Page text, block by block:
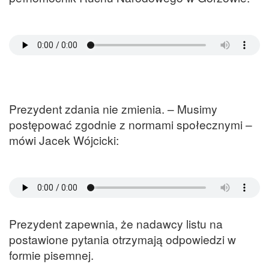
Prezydent zdania nie zmienia. – Musimy
postępować zgodnie z normami społecznymi –
mówi Jacek Wójcicki:
Prezydent zapewnia, że nadawcy listu na
postawione pytania otrzymają odpowiedzi w
formie pisemnej.